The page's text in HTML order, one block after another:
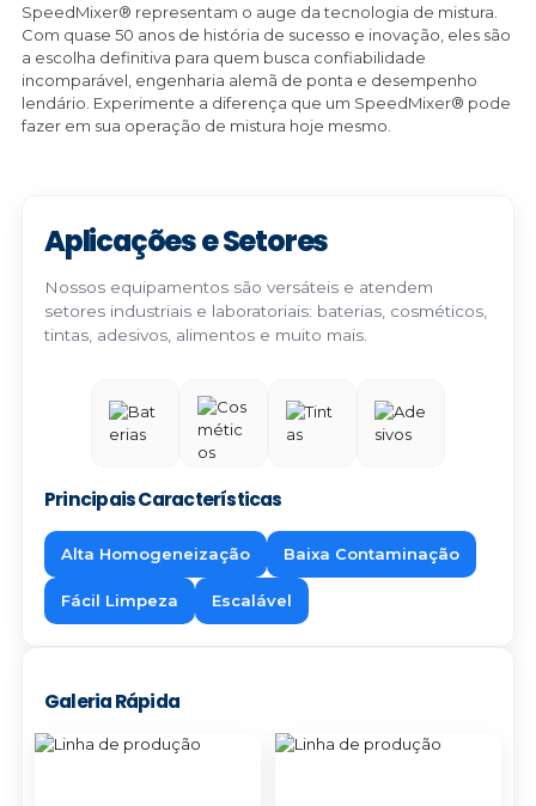
SpeedMixer® representam o auge da tecnologia de mistura.
Com quase 50 anos de história de sucesso e inovação, eles são
a escolha definitiva para quem busca confiabilidade
incomparável, engenharia alemã de ponta e desempenho
lendário. Experimente a diferença que um SpeedMixer® pode
fazer em sua operação de mistura hoje mesmo.
Aplicações e Setores
Nossos equipamentos são versáteis e atendem
setores industriais e laboratoriais: baterias, cosméticos,
tintas, adesivos, alimentos e muito mais.
Principais Características
Alta Homogeneização Baixa Contaminação
Fácil Limpeza Escalável
Galeria Rápida